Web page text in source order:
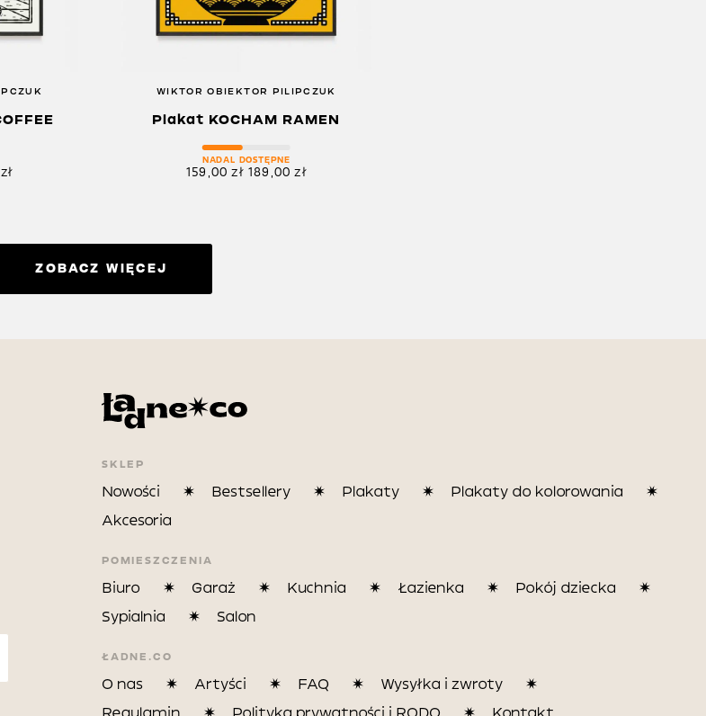
zł
WIKTOR OBIEKTOR PILIPCZUK
Plakat KOCHAM RAMEN
NADAL DOSTĘPNE
159,00zł 189,00zł
ZOBACZ WIĘCEJ
SKLEP
Nowości Bestsellery Plakaty
Plakaty do kolorowania
Akcesoria
POMIESZCZENIA
Biuro Garaż Kuchnia Łazienka
Pokój dziecka
Sypialnia
Salon
ŁADNE.CO
O nas Artyści FAQ
Wysyłka i zwroty
Regulamin
Polityka prywatności i RODO Kontakt